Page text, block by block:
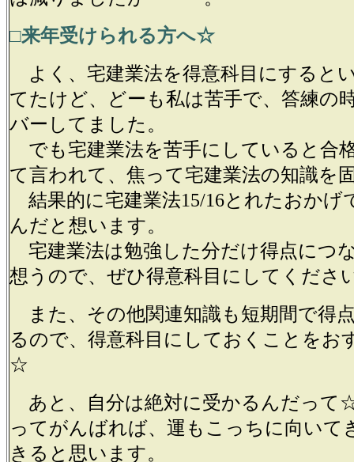
□来年受けられる方へ☆
よく、宅建業法を得意科目にすると
てたけど、どーも私は苦手で、答練の
バーしてました。
でも宅建業法を苦手にしていると合
て言われて、焦って宅建業法の知識を
結果的に宅建業法15/16とれたおかげ
んだと想います。
宅建業法は勉強した分だけ得点につ
想うので、ぜひ得意科目にしてくださ
また、その他関連知識も短期間で得
るので、得意科目にしておくことをお
☆
あと、自分は絶対に受かるんだって
ってがんばれば、運もこっちに向いて
きると思います。